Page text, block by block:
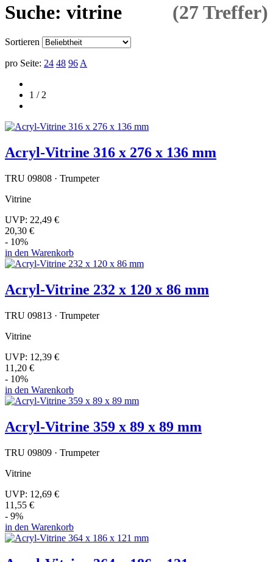
Suche: vitrine (27 Treffer)
Sortieren
pro Seite: 24 48 96 A
1 / 2
Acryl-Vitrine 316 x 276 x 136 mm
TRU 09808 · Trumpeter
Vitrine
UVP: 22,49 €
20,30 €
- 10%
in den Warenkorb
Acryl-Vitrine 232 x 120 x 86 mm
TRU 09813 · Trumpeter
Vitrine
UVP: 12,39 €
11,20 €
- 10%
in den Warenkorb
Acryl-Vitrine 359 x 89 x 89 mm
TRU 09809 · Trumpeter
Vitrine
UVP: 12,69 €
11,55 €
- 9%
in den Warenkorb